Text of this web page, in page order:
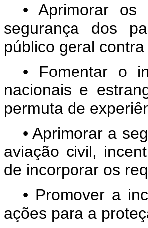
• Aprimorar os
segurança dos
público geral
• Fomentar o
nacionais e
permuta de
• Aprimorar a
aviação civil,
de incorporar os
• Promover a
ações para a